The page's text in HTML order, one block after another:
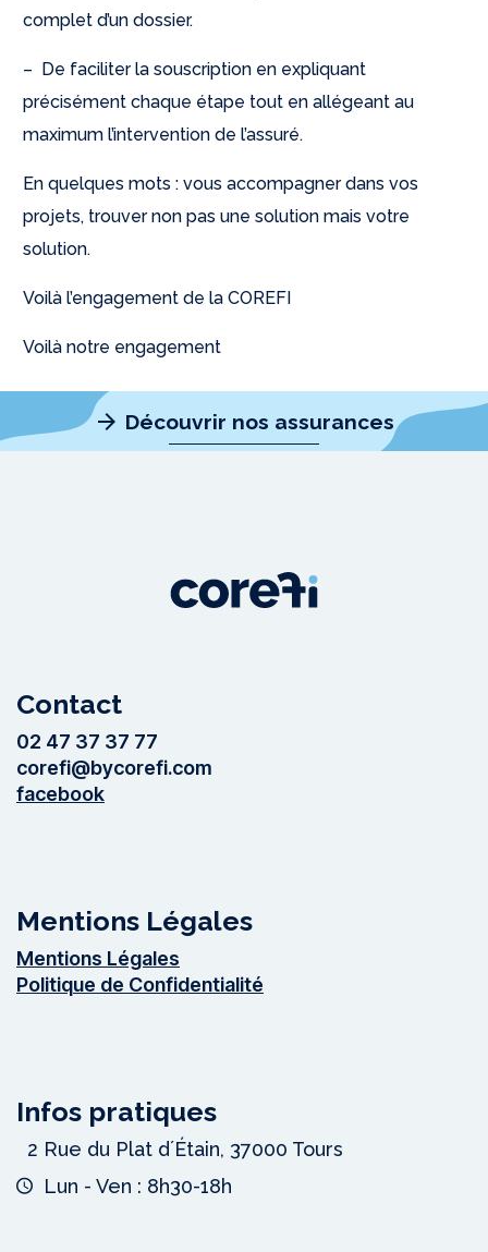
complet d’un dossier.
– De faciliter la souscription en expliquant
précisément chaque étape tout en allégeant au
maximum l’intervention de l’assuré.
En quelques mots : vous accompagner dans vos
projets, trouver non pas une solution mais votre
solution.
Voilà l’engagement de la COREFI
Voilà notre engagement
arrow_forward Découvrir nos assurances
Contact
02 47 37 37 77
corefi@bycorefi.com
facebook
Mentions Légales
Mentions Légales
Politique de Confidentialité
Infos pratiques
2 Rue du Plat dʼÉtain, 37000 Tours
Lun - Ven : 8h30-18h